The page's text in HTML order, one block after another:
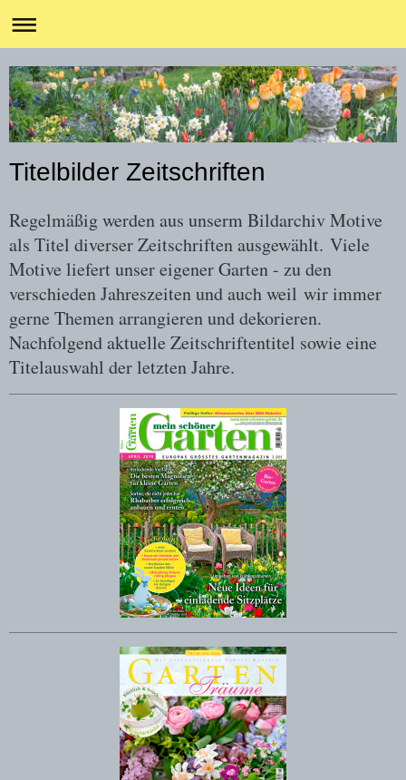
Titelbilder Zeitschriften
Regelmäßig werden aus unserm Bildarchiv Motive
als Titel diverser Zeitschriften ausgewählt. Viele
Motive liefert unser eigener Garten - zu den
verschieden Jahreszeiten und auch weil wir immer
gerne Themen arrangieren und dekorieren.
Nachfolgend aktuelle Zeitschriftentitel sowie eine
Titelauswahl der letzten Jahre.